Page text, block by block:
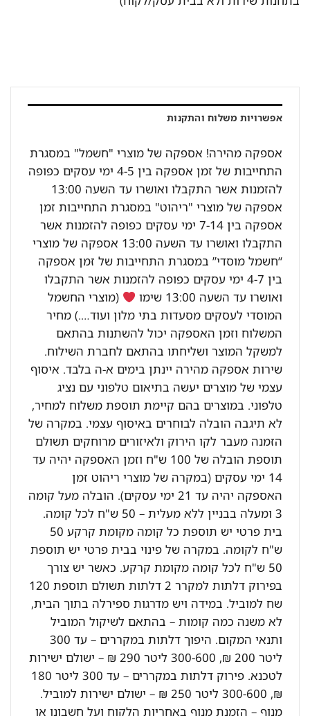
אפשרויות משלוח והתקנות
אספקה מהירה! אספקה של מוצרי "חשמל" במסגרת
התחייבות של זמן אספקה בין 4-5 ימי עסקים כפופה
להזמנות אשר התקבלו ואושרו עד השעה 13:00
אספקה של מוצרי "ריהוט" במסגרת התחייבות זמן
אספקה בין 7-14 ימי עסקים כפופה להזמנות אשר
התקבלו ואושרו עד השעה 13:00 אספקה של מוצרי
“חשמל מוסדי” במסגרת התחייבות של זמן אספקה
בין 4-7 ימי עסקים כפופה להזמנות אשר התקבלו
ואושרו עד השעה 13:00 שימו
(מוצרי החשמל
המוסדי לעסקים מסעדות בתי מלון ועוד….) מחיר
המשלוח וזמן האספקה יכול להשתנות בהתאם
למשקל המוצר ושליחתו בהתאם לחברת השילוח.
שירות אספקה מהירה יינתן בימים א-ה בלבד. איסוף
עצמי של מוצרים יעשה בתיאום טלפוני עם נציג
טלפוני. במוצרים בהם קיימת תוספת משלוח למחיר,
לא תיגבה הובלה לבוחרים באיסוף עצמי. במקרה של
הזמנה מעבר לקו הירוק ולאיזורים מרוחקים תשולם
תוספת הובלה של 100 ש"ח וזמן האספקה יהיה עד
14 ימי עסקים (במקרה של מוצרי ריהוט זמן
האספקה יהיה עד 21 ימי עסקים). הובלה מעל קומה
3 ומעלה בבניין ללא מעלית – 50 ש"ח לכל קומה.
בית פרטי יש תוספת כל קומה מקומת קרקע 50
ש"ח לקומה. במקרה של פינוי בבית פרטי יש תוספת
50 ש"ח לכל קומה מקומת קרקע. כאשר יש צורך
בפירוק דלתות למקרר 2 דלתות תשולם תוספת 120
שח למוביל. במידה ויש מדרגות ספירלה בתוך הבית,
לא משנה כמה קומות – בהתאם לשיקול המוביל
ותנאי המקום. היפוך דלתות במקררים – עד 300
ליטר 200 ₪, 300-600 ליטר 290 ₪ – ישולם ישירות
לטכנא. פירוק דלתות במקררים – עד 300 ליטר 180
₪, 300-600 ליטר 250 ₪ – ישולם ישירות למוביל.
מנוף – הזמנת מנוף באחריות הלקוח ועל חשבונו או